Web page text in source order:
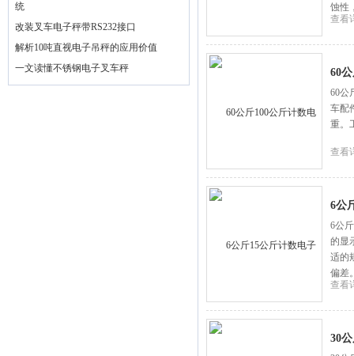
统
改装叉车电子秤带RS232接口
解析10吨直视电子吊秤的应用价值
一文读懂不锈钢电子叉车秤
蚀性
查看
60
60公
车配
重。
查看
6公
6公
的显
适的
偏差
查看
30